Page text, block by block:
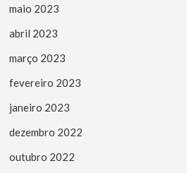
maio 2023
abril 2023
março 2023
fevereiro 2023
janeiro 2023
dezembro 2022
outubro 2022